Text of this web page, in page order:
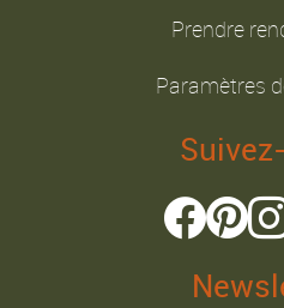
Prendre
Paramètres